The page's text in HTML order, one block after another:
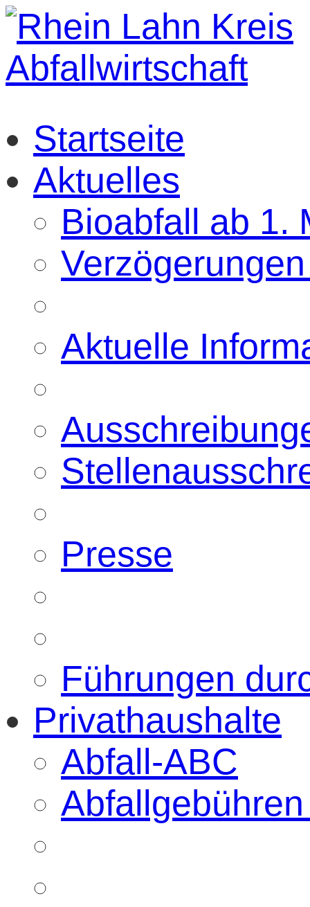
Startseite
Aktuelles
Bioabfall ab 1.
Aktuelle
Presse
Führungen
Privathaushalte
Abfall-ABC